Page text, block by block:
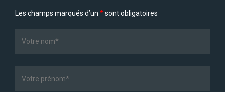
Les champs marqués d’un *sont obligatoires